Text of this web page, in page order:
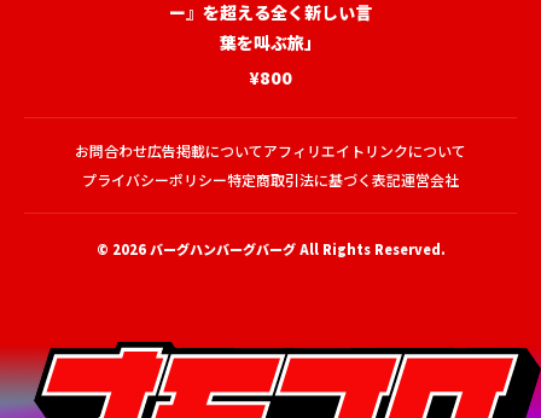
ー』を超える全く新しい言
葉を叫ぶ旅」
¥800
お問合わせ広告掲載についてアフィリエイトリンクについて
プライバシーポリシー特定商取引法に基づく表記運営会社
© 2026バーグハンバーグバーグAll Rights Reserved.